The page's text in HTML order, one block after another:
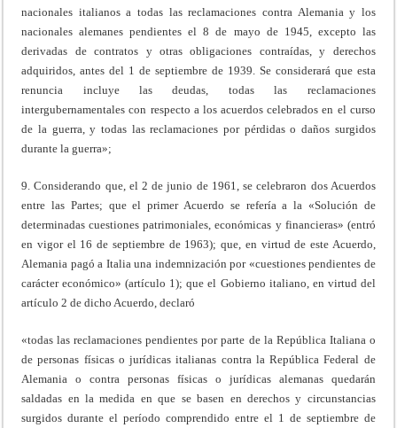
nacionales italianos a todas las reclamaciones contra Alemania y los
nacionales alemanes pendientes el 8 de mayo de 1945, excepto las
derivadas de contratos y otras obligaciones contraídas, y derechos
adquiridos, antes del 1 de septiembre de 1939. Se considerará que esta
renuncia incluye las deudas, todas las reclamaciones
intergubernamentales con respecto a los acuerdos celebrados en el curso
de la guerra, y todas las reclamaciones por pérdidas o daños surgidos
durante la guerra»;
9. Considerando que, el 2 de junio de 1961, se celebraron dos Acuerdos
entre las Partes; que el primer Acuerdo se refería a la «Solución de
determinadas cuestiones patrimoniales, económicas y financieras» (entró
en vigor el 16 de septiembre de 1963); que, en virtud de este Acuerdo,
Alemania pagó a Italia una indemnización por «cuestiones pendientes de
carácter económico» (artículo 1); que el Gobierno italiano, en virtud del
artículo 2 de dicho Acuerdo, declaró
«todas las reclamaciones pendientes por parte de la República Italiana o
de personas físicas o jurídicas italianas contra la República Federal de
Alemania o contra personas físicas o jurídicas alemanas quedarán
saldadas en la medida en que se basen en derechos y circunstancias
surgidos durante el período comprendido entre el 1 de septiembre de